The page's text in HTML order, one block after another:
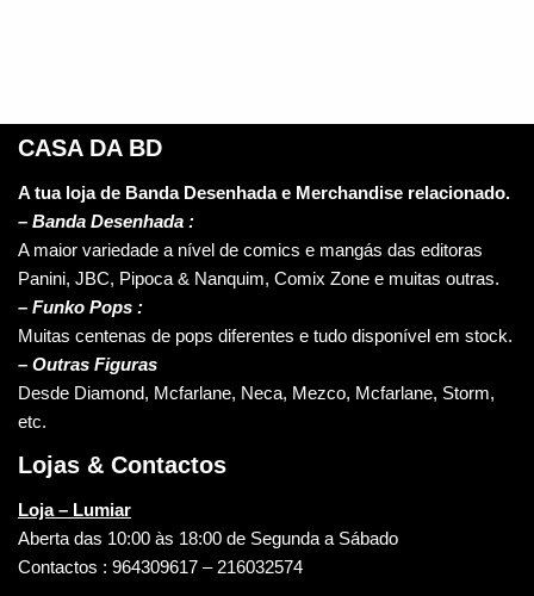
CASA DA BD
A tua loja de Banda Desenhada e Merchandise relacionado.
– Banda Desenhada :
A maior variedade a nível de comics e mangás das editoras
Panini, JBC, Pipoca & Nanquim, Comix Zone e muitas outras.
– Funko Pops :
Muitas centenas de pops diferentes e tudo disponível em stock.
– Outras Figuras
Desde Diamond, Mcfarlane, Neca, Mezco, Mcfarlane, Storm,
etc.
Lojas & Contactos
Loja – Lumiar
Aberta das 10:00 às 18:00 de Segunda a Sábado
Contactos : 964309617 – 216032574